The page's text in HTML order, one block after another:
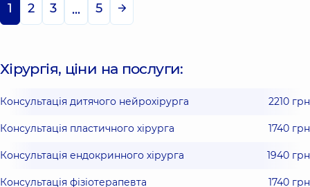
1 2 3 ... 5
Хірургія, ціни на послуги:
Консультація дитячого нейрохірурга 2210 грн
Консультація пластичного хірурга 1740 грн
Консультація ендокринного хірурга 1940 грн
Консультація фізіотерапевта 1740 грн